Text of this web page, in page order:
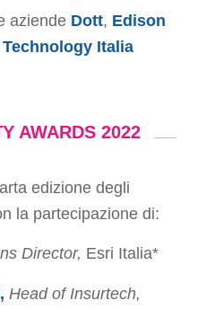
aziende Dott, Edison
Technology Italia
AWARDS 2022
edizione degli
la partecipazione di:
Director, Esri Italia*
Head of Insurtech,